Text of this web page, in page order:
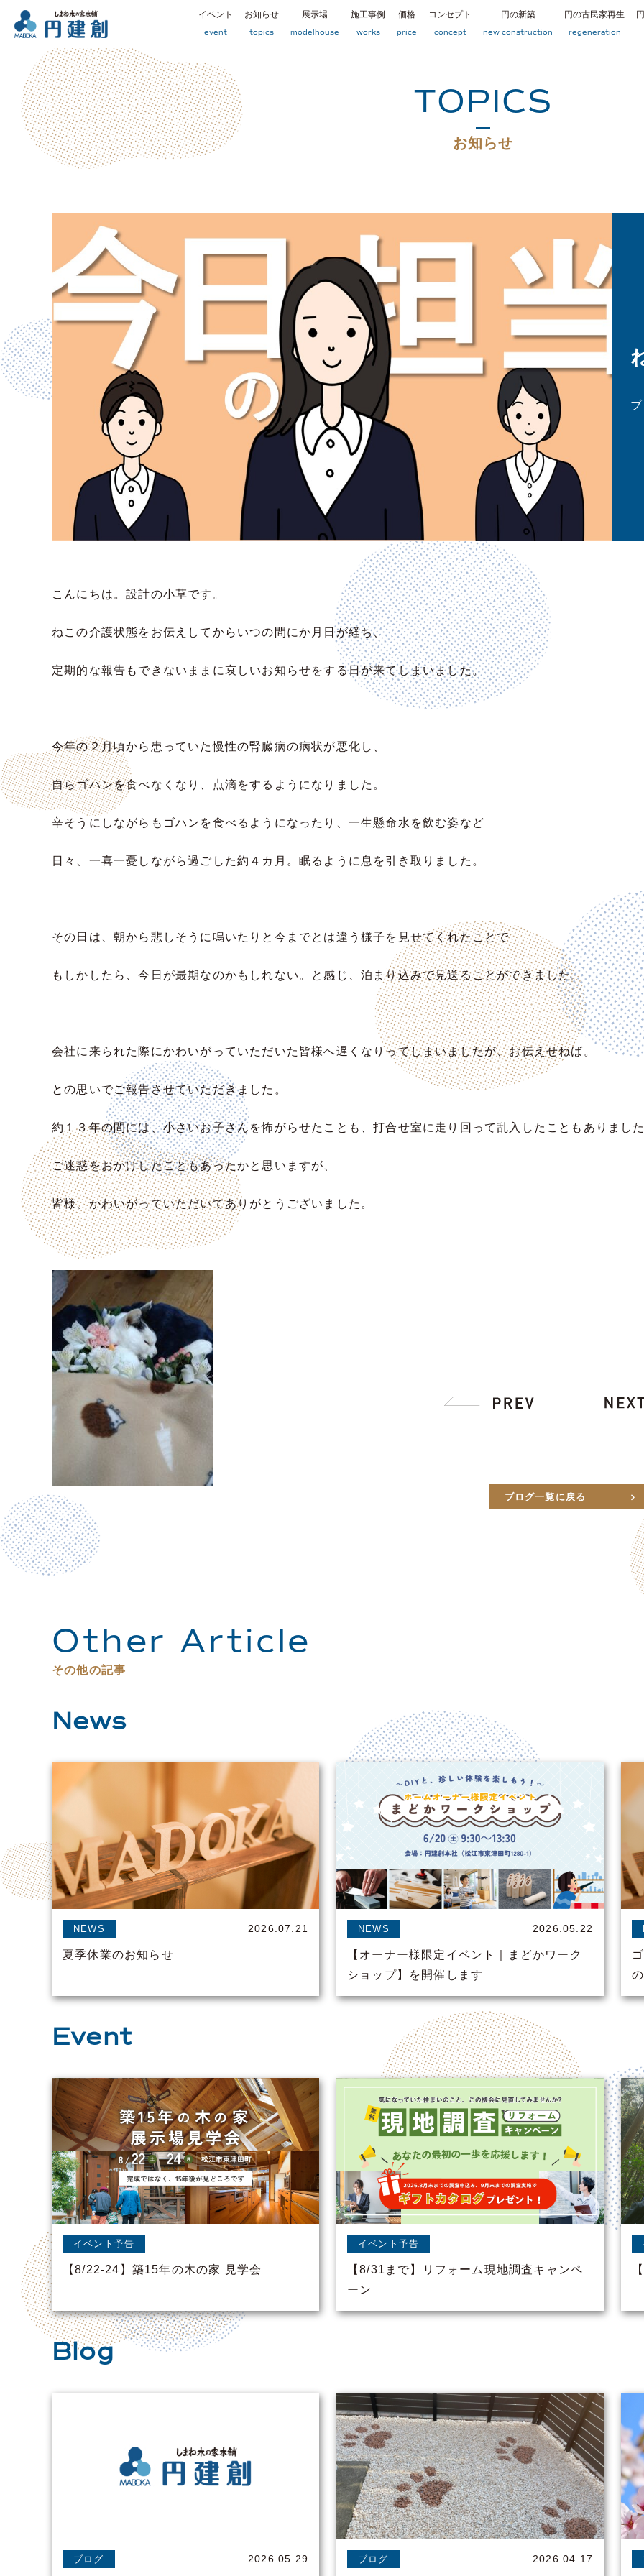
イベント
event
お知らせ
topics
展示場
modelhouse
施工事例
works
価格
price
コンセプト
concept
円の新築
new construction
円の古民家再生
regeneration
TOPICS
お知らせ
こんにちは。設計の小草です。
ねこの介護状態をお伝えしてからいつの間にか月日が経ち、
定期的な報告もできないままに哀しいお知らせをする日が来てしまいました。
今年の２月頃から患っていた慢性の腎臓病の病状が悪化し、
自らゴハンを食べなくなり、点滴をするようになりました。
辛そうにしながらもゴハンを食べるようになったり、一生懸命水を飲む姿など
日々、一喜一憂しながら過ごした約４カ月。眠るように息を引き取りました。
その日は、朝から悲しそうに鳴いたりと今までとは違う様子を見せてくれたことで
もしかしたら、今日が最期なのかもしれない。と感じ、泊まり込みで見送ることができました。
会社に来られた際にかわいがっていただいた皆様へ遅くなりってしまいましたが、お伝えせねば。
との思いでご報告させていただきました。
約１３年の間には、小さいお子さんを怖がらせたことも、打合せ室に走り回って乱入したこともありまし
ご迷惑をおかけしたこともあったかと思いますが、
皆様、かわいがっていただいてありがとうございました。
ブログ一覧に戻る
Other Article
その他の記事
News
NEWS 2026.07.21
夏季休業のお知らせ
NEWS 2026.05.22
【オーナー様限定イベント｜まどかワーク
ショップ】を開催します
Event
イベント予告
【8/22-24】築15年の木の家 見学会
イベント予告
【8/31まで】リフォーム現地調査キャンペ
ーン
Blog
ブログ 2026.05.29 ブログ 2026.04.17